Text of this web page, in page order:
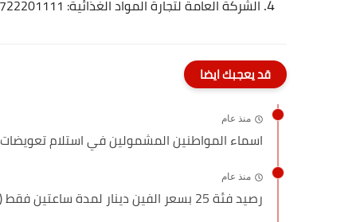
​الشركة العامة لتجارة المواد الغذائية: 07722201111
قد يعجبك ايضا
منذ عام
اسماء المواطنين المشمولين في استلام تعويضات
منذ عام
رصيد فئة 25 بسعر الفين دينار لمدة ساعتين فقط (برنامج...